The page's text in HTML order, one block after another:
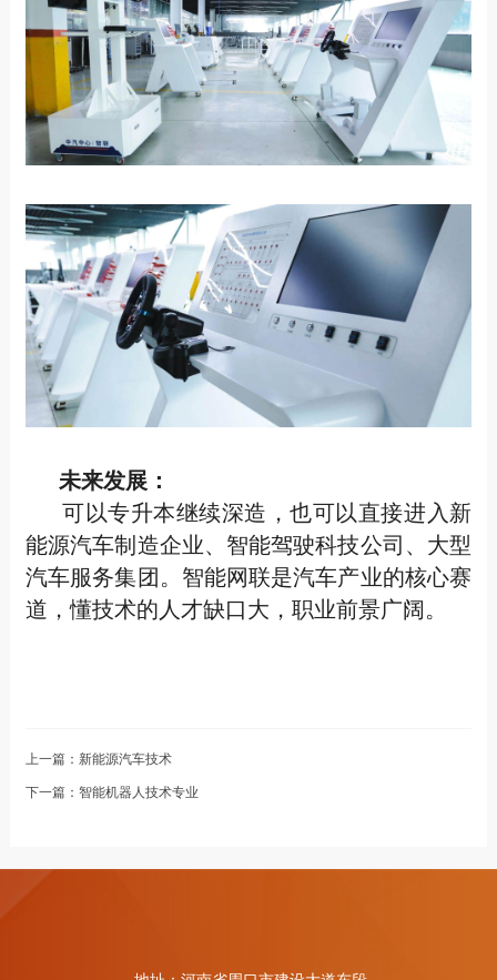
未来发展：
可以专升本继续深造，也可以直接进入新
能源汽车制造企业、智能驾驶科技公司、大型
汽车服务集团。智能网联是汽车产业的核心赛
道，懂技术的人才缺口大，职业前景广阔。
上一篇： 新能源汽车技术
下一篇： 智能机器人技术专业